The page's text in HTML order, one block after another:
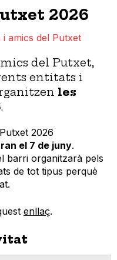
2026
amics del Putxet
del Putxet,
entitats i
les
.
2026
el 7 de juny.
barri organitzarà pels
de tot tipus perquè
enllaç.